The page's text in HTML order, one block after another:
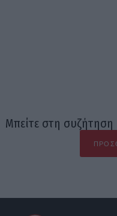
Μπείτε στη συζήτηση